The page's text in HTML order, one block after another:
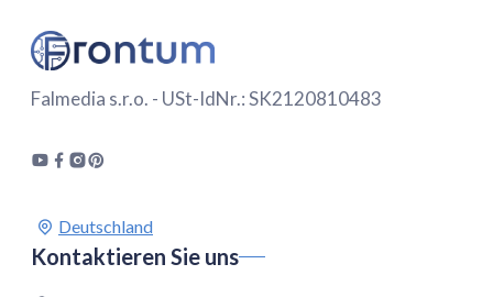
Falmedia s.r.o. - USt-IdNr.: SK2120810483
Kontaktieren Sie uns